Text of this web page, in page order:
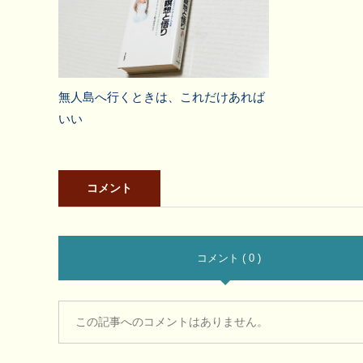
無人島へ行くときは、これだけあれば
いい
コメント
コメント ( 0 )
この記事へのコメントはありません。